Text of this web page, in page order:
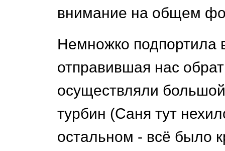
внимание на общем
Немножко подпортила
отправившая нас
осуществляли
турбин (Саня тут
остальном - всё было